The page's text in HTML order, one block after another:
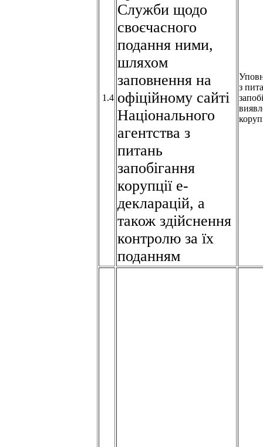
1.4
Служби щодо
своєчасного
подання ними,
шляхом
заповнення на
офіційному сайті
Національного
агентства з
питань
запобігання
корупції е-
декларацій, а
також здійснення
контролю за їх
поданням
з